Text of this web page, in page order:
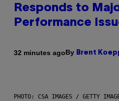
Responds to
Performance
32 minutes agoBy Brent
PHOTO: CSA IMAGES / GETTY